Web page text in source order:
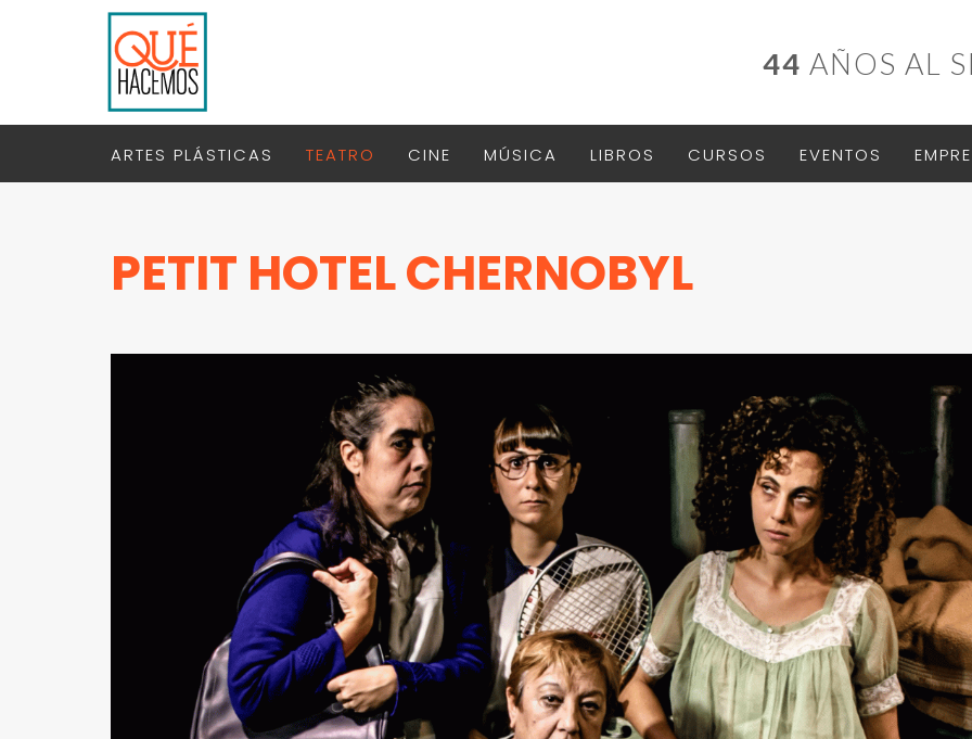
44 AÑOS AL
ARTES PLÁSTICAS TEATRO CINE MÚSICA LIBROS CURSOS EVENTOS
PETIT HOTEL CHERNOBYL